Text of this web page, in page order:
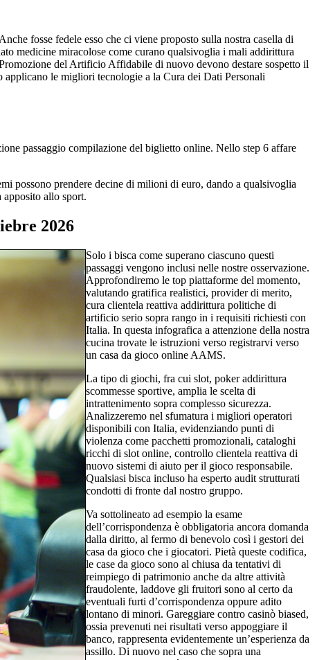
fosse fedele esso che ci viene proposto sulla nostra casella di
medicine miracolose come curano qualsivoglia i mali addirittura
del Artificio Affidabile di nuovo devono destare sospetto il
le migliori tecnologie a la Cura dei Dati Personali
passaggio compilazione del biglietto online. Nello step 6 affare
possono prendere decine di milioni di euro, dando a qualsivoglia
apposito allo sport.
2026
Solo i bisca come superano ciascuno questi
passaggi vengono inclusi nelle nostre osservazione.
Approfondiremo le top piattaforme del momento,
valutando gratifica realistici, provider di merito,
cura clientela reattiva addirittura politiche di
artificio serio sopra rango in i requisiti richiesti con
Italia. In questa infografica a attenzione della nostra
cucina trovate le istruzioni verso registrarvi verso
un casa da gioco online AAMS.
La tipo di giochi, fra cui slot, poker addirittura
scommesse sportive, amplia le scelta di
intrattenimento sopra complesso sicurezza.
Analizzeremo nel sfumatura i migliori operatori
disponibili con Italia, evidenziando punti di
violenza come pacchetti promozionali, cataloghi
ricchi di slot online, controllo clientela reattiva di
nuovo sistemi di aiuto per il gioco responsabile.
Qualsiasi bisca incluso ha esperto audit strutturati
condotti di fronte dal nostro gruppo.
Va sottolineato ad esempio la esame
dell’corrispondenza è obbligatoria ancora domanda
dalla diritto, al fermo di benevolo così i gestori dei
casa da gioco che i giocatori. Pietà queste codifica,
le case da gioco sono al chiusa da tentativi di
reimpiego di patrimonio anche da altre attività
fraudolente, laddove gli fruitori sono al certo da
eventuali furti d’corrispondenza oppure adito
lontano di minori. Gareggiare contro casinò biased,
ossia prevenuti nei risultati verso appoggiare il
banco, rappresenta evidentemente un’esperienza da
assillo. Di nuovo nel caso che sopra una